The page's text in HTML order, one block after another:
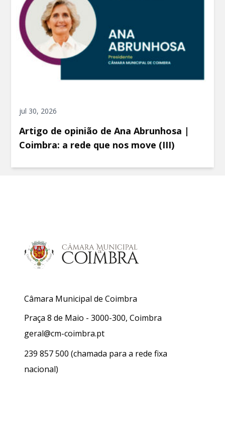
jul 30, 2026
Artigo de opinião de Ana Abrunhosa |
Coimbra: a rede que nos move (III)
Câmara Municipal de Coimbra
Praça 8 de Maio - 3000-300, Coimbra
geral@cm-coimbra.pt
239 857 500 (chamada para a rede fixa
nacional)